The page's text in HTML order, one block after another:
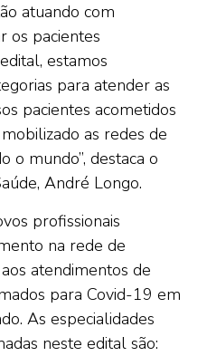
atuando com
os pacientes
estamos
para atender as
pacientes acometidos
as redes de
o mundo”, destaca o
André Longo.
profissionais
na rede de
atendimentos de
para Covid-19 em
As especialidades
neste edital são: